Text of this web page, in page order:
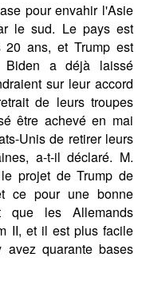
pour envahir l'Asie
le sud. Le pays est
20 ans, et Trump est
Biden a déjà laissé
sur leur accord
de leurs troupes
être achevé en mai
Unis de retirer leurs
a-t-il déclaré. M.
projet de Trump de
ce pour une bonne
que les Allemands
II, et il est plus facile
quarante bases